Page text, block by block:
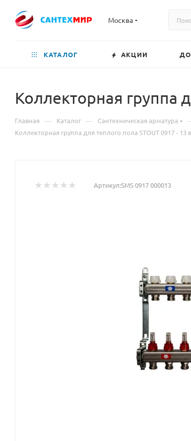
Москва
КАТАЛОГ АКЦИИ
Коллекторная группа
Главная — Каталог — Сантехническая арматура
Коллекторная группа для теплого пола STOUT 0917 - 13
Артикул:SMS 0917 000013